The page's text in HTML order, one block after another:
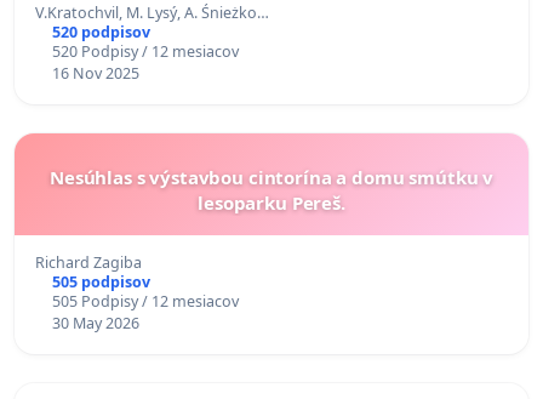
V.Kratochvil, M. Lysý, A. Śnieżko…
520 podpisov
520 Podpisy / 12 mesiacov
16 Nov 2025
Nesúhlas s výstavbou cintorína a domu smútku v
lesoparku Pereš.
Richard Zagiba
505 podpisov
505 Podpisy / 12 mesiacov
30 May 2026